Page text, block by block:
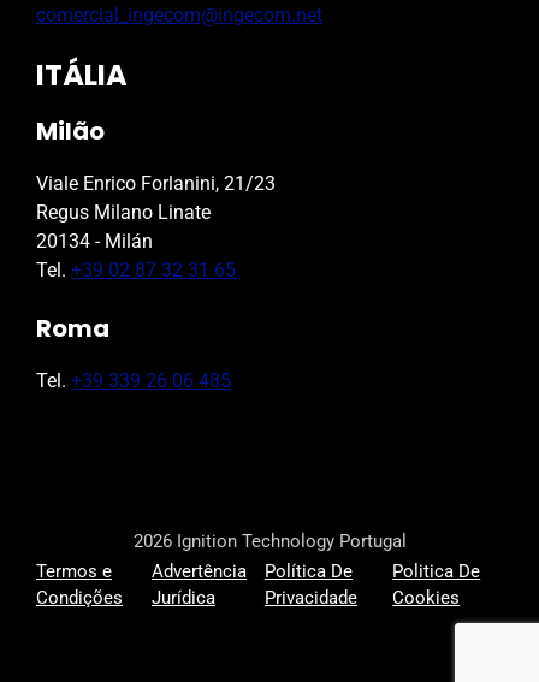
comercial_ingecom@ingecom.net
ITÁLIA
Milão
Viale Enrico Forlanini, 21/23
Regus Milano Linate
20134 - Milán
Tel. +39 02 87 32 31 65
Roma
Tel. +39 339 26 06 485
2026 Ignition Technology Portugal
Termos e
Condições
Advertência
Jurídica
Política De
Privacidade
Politica De
Cookies